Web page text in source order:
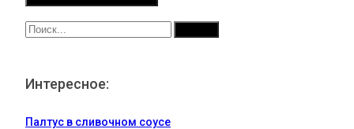
Интересное:
Палтус в сливочном соусе